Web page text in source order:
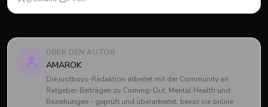
Überpolitisierung oft eher schadet als nützt und warum
ÜBER DEN AUTOR
AMAROK
Die justboys-Redaktion arbeitet mit der Community an
Ratgeber-Beiträgen zu Coming-Out, Mental Health und
Beziehungen - geprüft und überarbeitet, bevor sie online